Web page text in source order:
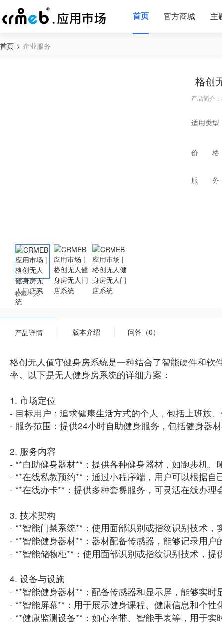
首页 官方商城 主
首页 企业服务
收藏 1 人
格创
产品简介
适用类型
价 格
服 务
产品详情 版本介绍 问答（0）
格创无人值守健身房系统是一种结合了智能硬件和
率。以下是无人健身房系统的详细方案：
1. 市场定位
- 目标用户：追求健康生活方式的个人，包括上班族
- 服务范围：提供24小时自助健身服务，包括健身器
2. 服务内容
- **自助健身器材**：提供各种健身器材，如跑步机、
- **在线私教预约**：通过小程序端，用户可以根据自
- **在线办卡**：提供多种套餐服务，可灵活在线办理
3. 技术架构
- **智能门禁系统**：使用面部识别或指纹识别技术，
- **智能健身器材**：器材配备传感器，能够记录用户
- **智能储物柜**：使用面部识别或指纹识别技术，
4. 设备与设施
- **智能健身器材**：配备传感器和显示屏，能够实时
- **智能屏幕**：用于展示健身课程、健康信息和个性
- **健康监测设备**：如心率带、智能手表等，用于实